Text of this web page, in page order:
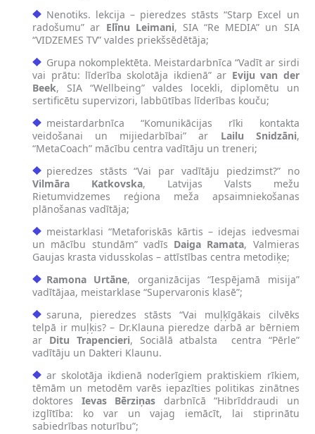
Nenotiks. lekcija – pieredzes stāsts “Starp Excel un
radošumu” ar Elīnu Leimani, SIA “Re MEDIA” un SIA
“VIDZEMES TV” valdes priekšsēdētāja;
Grupa nokomplektēta. Meistardarbnīca “Vadīt ar sirdi
vai prātu: līderība skolotāja ikdienā” ar Eviju van der
Beek, SIA “Wellbeing” valdes locekli, diplomētu un
sertificētu supervizori, labbūtības līderības kouču;
meistardarbnīca “Komunikācijas rīki kontakta
veidošanai un mijiedarbībai” ar Lailu Snidzāni,
“MetaCoach” mācību centra vadītāju un treneri;
pieredzes stāsts “Vai par vadītāju piedzimst?” no
Vilmāra Katkovska, Latvijas Valsts mežu
Rietumvidzemes reģiona meža apsaimniekošanas
plānošanas vadītāja;
meistarklasi “Metaforiskās kārtis – idejas iedvesmai
un mācību stundām” vadīs Daiga Ramata, Valmieras
Gaujas krasta vidusskolas – attīstības centra metodiķe;
Ramona Urtāne, organizācijas “Iespējamā misija”
vadītājaa, meistarklase “Supervaronis klasē”;
saruna, pieredzes stāsts “Vai muļķīgākais cilvēks
telpā ir muļķis? – Dr.Klauna pieredze darbā ar bērniem
ar Ditu Trapencieri, Sociālā atbalsta centra “Pērle”
vadītāju un Dakteri Klaunu.
ar skolotāja ikdienā noderīgiem praktiskiem rīkiem,
tēmām un metodēm varēs iepazīties politikas zinātnes
doktores Ievas Bērziņas darbnīcā “Hibrīddraudi un
izglītība: ko var un vajag iemācīt, lai stiprinātu
sabiedrības noturību”;